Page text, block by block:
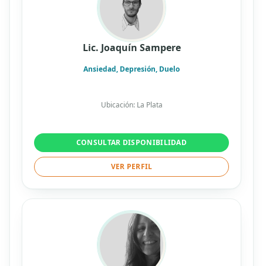
Lic. Joaquín Sampere
Ansiedad, Depresión, Duelo
Ubicación: La Plata
CONSULTAR DISPONIBILIDAD
VER PERFIL